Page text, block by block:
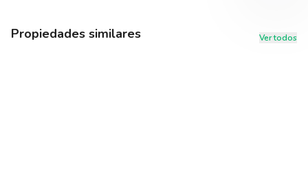
Propiedades similares Ver todos